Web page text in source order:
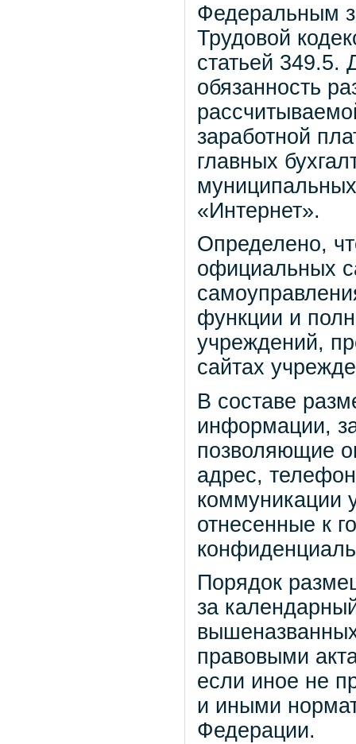
Федеральным
Трудовой
статьей 349.5.
обязанность
заработной
главных
«Интернет».
Определено,
официальных
функции и
учреждений,
сайтах
В составе
информации,
позволяющие
адрес,
коммуникации
отнесенные к
Порядок
за
правовыми
если иное не
и иными
Федерации.